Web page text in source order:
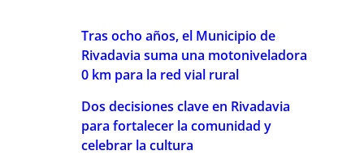
Tras ocho años, el Municipio de
Rivadavia suma una motoniveladora
0 km para la red vial rural
Dos decisiones clave en Rivadavia
para fortalecer la comunidad y
celebrar la cultura